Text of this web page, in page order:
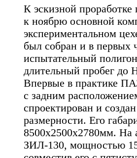
К эскизной проработке
к ноябрю основной
экспериментальном
был собран и в первых
испытательный
длительный пробег до
Впервые в практике
с задним
спроектирован и
размерности. Его
8500х2500х2780мм. На
ЗИЛ-130, мощностью